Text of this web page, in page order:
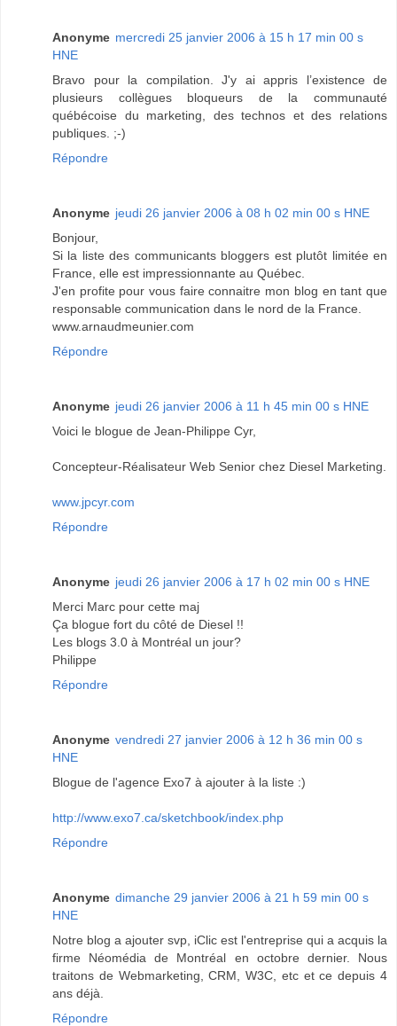
Anonyme mercredi 25 janvier 2006 à 15 h 17 min 00 s
HNE
Bravo pour la compilation. J'y ai appris l’existence de
plusieurs collègues bloqueurs de la communauté
québécoise du marketing, des technos et des relations
publiques. ;-)
Répondre
Anonyme jeudi 26 janvier 2006 à 08 h 02 min 00 s HNE
Bonjour,
Si la liste des communicants bloggers est plutôt limitée en
France, elle est impressionnante au Québec.
J'en profite pour vous faire connaitre mon blog en tant que
responsable communication dans le nord de la France.
www.arnaudmeunier.com
Répondre
Anonyme jeudi 26 janvier 2006 à 11 h 45 min 00 s HNE
Voici le blogue de Jean-Philippe Cyr,
Concepteur-Réalisateur Web Senior chez Diesel Marketing.
www.jpcyr.com
Répondre
Anonyme jeudi 26 janvier 2006 à 17 h 02 min 00 s HNE
Merci Marc pour cette maj
Ça blogue fort du côté de Diesel !!
Les blogs 3.0 à Montréal un jour?
Philippe
Répondre
Anonyme vendredi 27 janvier 2006 à 12 h 36 min 00 s
HNE
Blogue de l'agence Exo7 à ajouter à la liste :)
http://www.exo7.ca/sketchbook/index.php
Répondre
Anonyme dimanche 29 janvier 2006 à 21 h 59 min 00 s
HNE
Notre blog a ajouter svp, iClic est l'entreprise qui a acquis la
firme Néomédia de Montréal en octobre dernier. Nous
traitons de Webmarketing, CRM, W3C, etc et ce depuis 4
ans déjà.
Répondre